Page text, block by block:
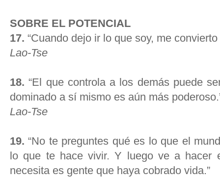
SOBRE EL POTENCIAL
17. “Cuando dejo ir lo que soy, me
Lao-Tse
18. “El que controla a los demás puede
dominado a sí mismo es aún más
Lao-Tse
19. “No te preguntes qué es lo que el
lo que te hace vivir. Y luego ve a hacer
necesita es gente que haya cobrado vida.”